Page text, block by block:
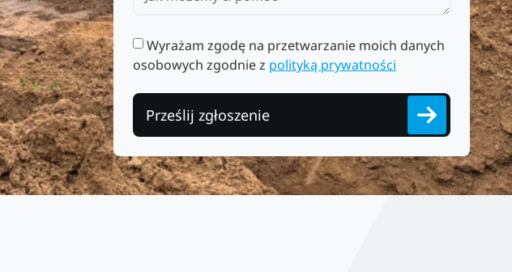
Wyrażam zgodę na przetwarzanie moich danych
osobowych zgodnie z polityką prywatności
Prześlij zgłoszenie